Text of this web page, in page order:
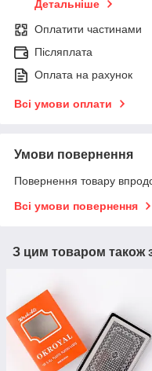
Детальніше
Оплатити частинами
Післяплата
Оплата на рахунок
Всі умови оплати
Умови повернення
Повернення товару
Всі умови повернення
З цим товаром також